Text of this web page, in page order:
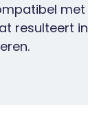
resulteert